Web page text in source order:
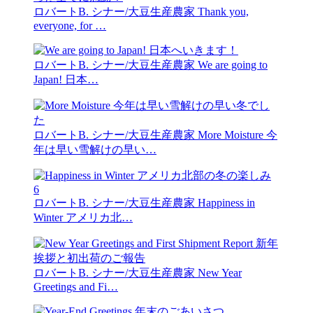
ロバートB. シナー/大豆生産農家 Thank you,
everyone, for …
ロバートB. シナー/大豆生産農家 We are going to
Japan! 日本…
ロバートB. シナー/大豆生産農家 More Moisture 今
年は早い雪解けの早い…
6
ロバートB. シナー/大豆生産農家 Happiness in
Winter アメリカ北…
ロバートB. シナー/大豆生産農家 New Year
Greetings and Fi…